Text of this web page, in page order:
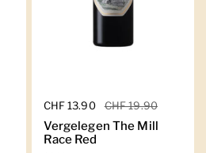
Regulärer Preis
CHF 13.90 Sale-Preis
CHF 19.90
Vergelegen The Mill
Race Red